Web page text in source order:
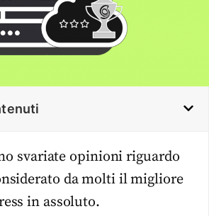
svariate opinioni riguardo
da molti il migliore
in assoluto.